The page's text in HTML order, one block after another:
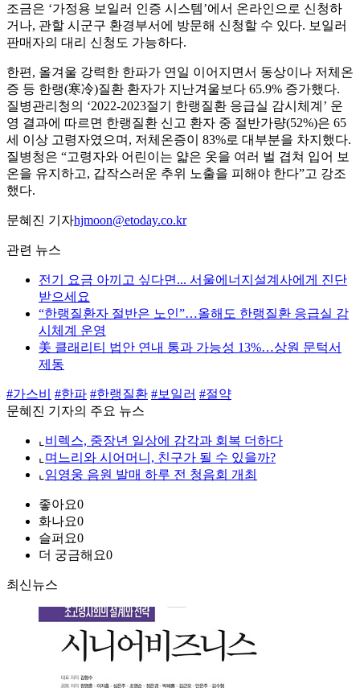
조금은 ‘가정용 보일러 인증 시스템’에서 온라인으로 신청하
거나, 관할 시군구 환경부서에 방문해 신청할 수 있다. 보일러
판매자의 대리 신청도 가능하다.
한편, 올겨울 강력한 한파가 연일 이어지면서 동상이나 저체온
증 등 한랭(寒冷)질환 환자가 지난겨울보다 65.9% 증가했다.
질병관리청의 ‘2022-2023절기 한랭질환 응급실 감시체계’ 운
영 결과에 따르면 한랭질환 신고 환자 중 절반가량(52%)은 65
세 이상 고령자였으며, 저체온증이 83%로 대부분을 차지했다.
질병청은 “고령자와 어린이는 얇은 옷을 여러 벌 겹쳐 입어 보
온을 유지하고, 갑작스러운 추위 노출을 피해야 한다”고 강조
했다.
문혜진 기자hjmoon@etoday.co.kr
관련 뉴스
전기 요금 아끼고 싶다면... 서울에너지설계사에게 진단
받으세요
“한랭질환자 절반은 노인”…올해도 한랭질환 응급실 감
시체계 운영
美 클래리티 법안 연내 통과 가능성 13%…상원 문턱서
제동
#가스비 #한파 #한랭질환 #보일러 #절약
문혜진 기자의 주요 뉴스
⌞ 비렉스, 중장년 일상에 감각과 회복 더하다
⌞ 며느리와 시어머니, 친구가 될 수 있을까?
⌞ 임영웅 음원 발매 하루 전 청음회 개최
좋아요0
화나요0
슬퍼요0
더 궁금해요0
최신뉴스